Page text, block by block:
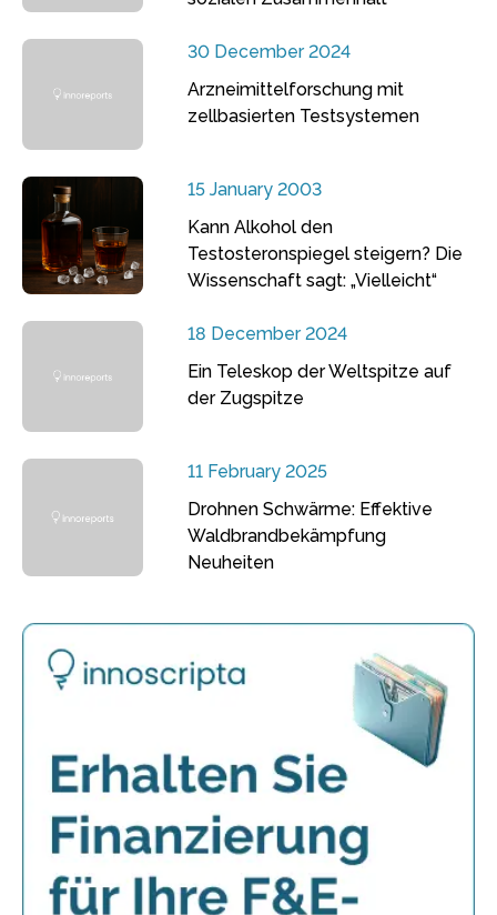
30 December 2024
Arzneimittelforschung mit
zellbasierten Testsystemen
15 January 2003
Kann Alkohol den
Testosteronspiegel steigern? Die
Wissenschaft sagt: „Vielleicht“
18 December 2024
Ein Teleskop der Weltspitze auf
der Zugspitze
11 February 2025
Drohnen Schwärme: Effektive
Waldbrandbekämpfung
Neuheiten